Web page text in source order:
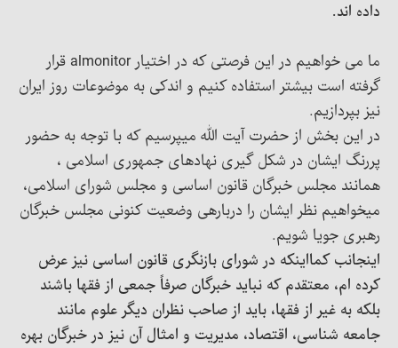
داده اند.
ما می خواهیم در این فرصتی که در اختیار almonitor قرار
گرفته است بیشتر استفاده کنیم و اندکی به موضوعات روز ایران
نیز بپردازیم.
در این بخش از حضرت آیت الله میپرسیم که با توجه به حضور
پررنگ ایشان در شکل گیری نهادهای جمهوری اسلامی ،
همانند مجلس خبرگان قانون اساسی و مجلس شورای اسلامی،
میخواهیم نظر ایشان را دربارهی وضعیت کنونی مجلس خبرگان
رهبری جویا شویم.
اینجانب کمااینکه در شورای بازنگری قانون اساسی نیز عرض
کرده ام، معتقدم که نباید خبرگان صرفاً جمعی از فقها باشند
بلکه به غیر از فقها، باید از صاحب نظران دیگر علوم مانند
جامعه شناسی، اقتصاد، مدیریت و امثال آن نیز در خبرگان بهره